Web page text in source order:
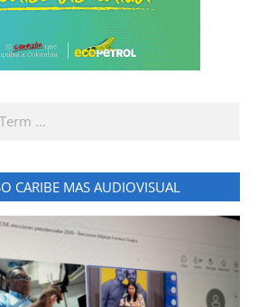
CARIBE MAS AUDIOVISUAL